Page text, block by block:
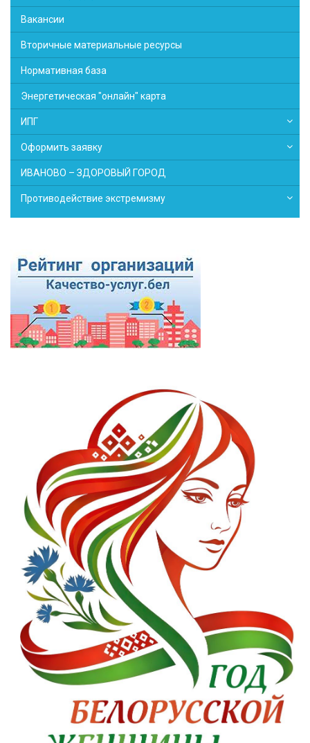
Вакансии
Вторичные материальные ресурсы
Нормативная база
Энергетическая "онлайн" карта
ИПГ
Оформить заявку
ИВАНОВО – ЗДОРОВЫЙ ГОРОД
Противодействие экстремизму